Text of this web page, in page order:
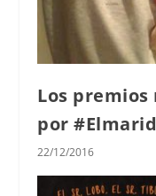
Los premios
por
22/12/2016